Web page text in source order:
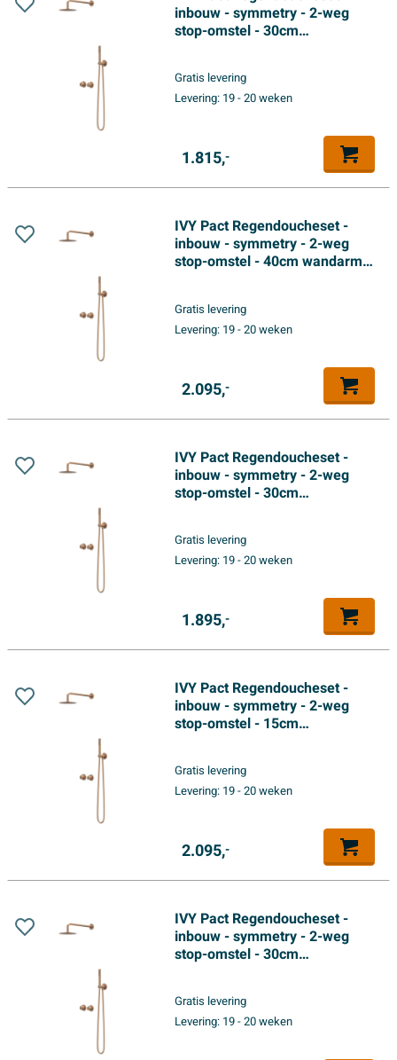
inbouw - symmetry - 2-weg
stop-omstel - 30cm
uitlaat - 150cm doucheslang -
3-standen handdouche -
Gratis levering
Levering: 19 - 20 weken
1.815,-
IVY Pact Regendoucheset -
inbouw - symmetry - 2-weg
stop-omstel - 40cm wandarm -
doucheslang - staafmodel
handdouche - Geborsteld mat
Gratis levering
Levering: 19 - 20 weken
2.095,-
IVY Pact Regendoucheset -
inbouw - symmetry - 2-weg
stop-omstel - 30cm
uitlaat - 150cm doucheslang -
staafmodel handdouche -
Gratis levering
Levering: 19 - 20 weken
1.895,-
IVY Pact Regendoucheset -
inbouw - symmetry - 2-weg
stop-omstel - 15cm
uitlaat - 150cm doucheslang -
staafmodel handdouche -
Gratis levering
Levering: 19 - 20 weken
2.095,-
IVY Pact Regendoucheset -
inbouw - symmetry - 2-weg
stop-omstel - 30cm
uitlaat - 150cm doucheslang -
staafmodel handdouche -
Gratis levering
Levering: 19 - 20 weken